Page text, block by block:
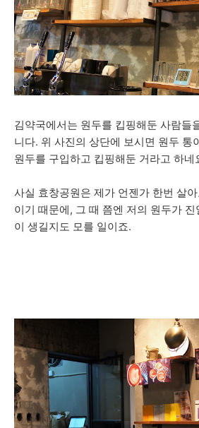
김약국에서는 원두를 킵핑해둔 사람들
니다. 위 사진의 상단에 보시면 원두 통
원두를 구입하고 킵핑해둔 거라고 하네
사실 효창공원은 제가 언젠가 한번 살
이기 때문에, 그 때 쯤엔 저의 원두가
이 생길지도 모를 일이죠.